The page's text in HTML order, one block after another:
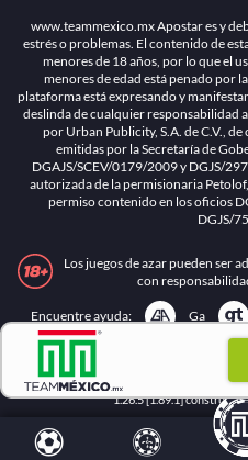
www.teammexico.mx Apostar es y
estrés o problemas. El contenido de
menores de 18 años, por lo que el
menores de edad está penado por
plataforma está expresando y
deslinda de cualquier responsabilidad
por Urban Publicity, S.A. de C.V.,
emitidas por la Secretaría de
DGAJS/SCEV/0179/2009 y DGJS/
autorizada de la permisionaria
permiso contenido en los oficios
DGJS/
Los juegos de azar pueden ser
con
Encuentre ayuda: Ga
© 2025 Teammexico |
1.26.5 [1.89.1] construido